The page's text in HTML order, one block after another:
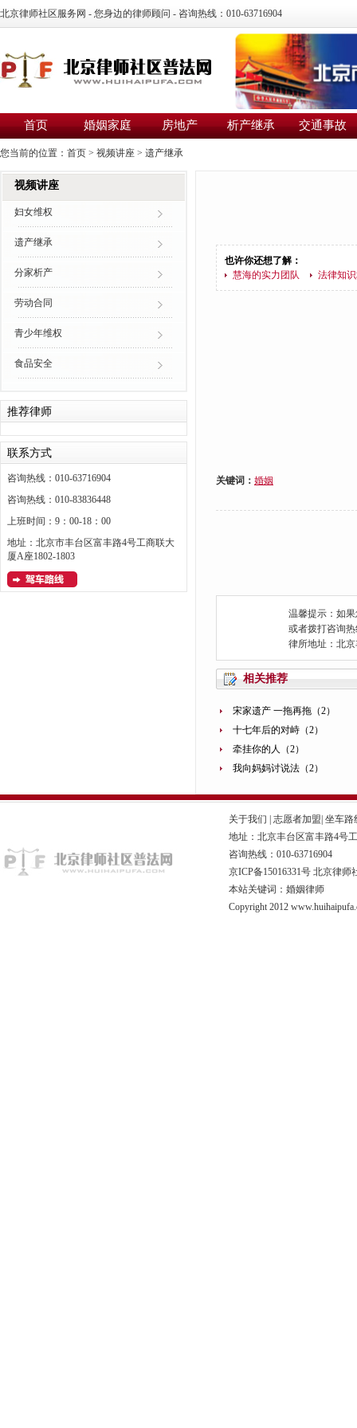
北京律师社区服务网 - 您身边的律师顾问 - 咨询热线：010-63716904
首页 婚姻家庭 房地产 析产继承 交通事故
您当前的位置： 首页 > 视频讲座 > 遗产继承
也许你还想了解：
慧海的实力团队
法律知
关键词： 婚姻
温馨提示：如
或者拨打咨询热
律所地址：北
相关推荐
宋家遗产 一拖再拖（2）
十七年后的对峙（2）
牵挂你的人（2）
我向妈妈讨说法（2）
视频讲座
妇女维权
遗产继承
分家析产
劳动合同
青少年维权
食品安全
推荐律师
联系方式
咨询热线：010-63716904
咨询热线：010-83836448
上班时间：9：00-18：00
地址：北京市丰台区富丰路4号工商联大
厦A座1802-1803
关于我们 志愿者加盟 坐车路
地址：北京丰台区富丰路4号
咨询热线：010-63716904
京ICP备15016331号 北京律师
本站关键词：婚姻律师
Copyright 2012